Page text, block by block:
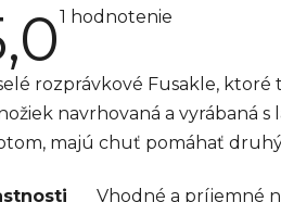
Priemerné
5,0
5
hviezdičiek.
1 hodnotenie
rozprávkové Fusakle,
navrhovaná a vyrábaná
majú chuť pomáhať
Vhodné a príjemné